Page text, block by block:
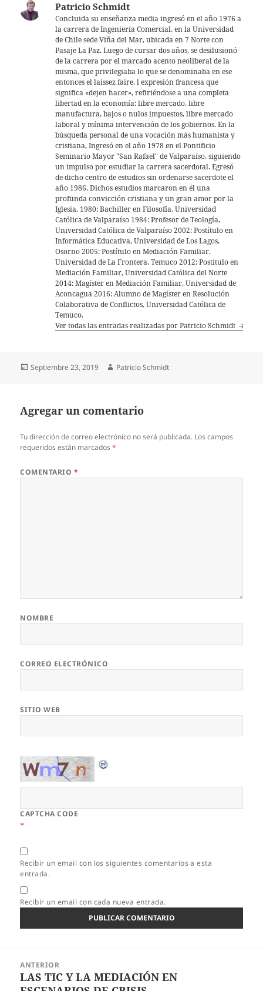
Patricio Schmidt
Concluida su enseñanza media ingresó en el año 1976 a
la carrera de Ingeniería Comercial, en la Universidad
de Chile sede Viña del Mar, ubicada en 7 Norte con
Pasaje La Paz. Luego de cursar dos años, se desilusionó
de la carrera por el marcado acento neoliberal de la
misma, que privilegiaba lo que se denominaba en ese
entonces el laissez faire, l expresión francesa que
significa «dejen hacer», refiriéndose a una completa
libertad en la economía: libre mercado, libre
manufactura, bajos o nulos impuestos, libre mercado
laboral y mínima intervención de los gobiernos. En la
búsqueda personal de una vocación más humanista y
cristiana, Ingresó en el año 1978 en el Pontificio
Seminario Mayor "San Rafael" de Valparaíso, siguiendo
un impulso por estudiar la carrera sacerdotal. Egresó
de dicho centro de estudios sin ordenarse sacerdote el
año 1986. Dichos estudios marcaron en él una
profunda convicción cristiana y un gran amor por la
Iglesia. 1980: Bachiller en Filosofía, Universidad
Católica de Valparaíso 1984: Profesor de Teología,
Universidad Católica de Valparaíso 2002: Postítulo en
Informática Educativa, Universidad de Los Lagos,
Osorno 2005: Postítulo en Mediación Familiar,
Universidad de La Frontera, Temuco 2012: Postítulo en
Mediación Familiar, Universidad Católica del Norte
2014: Magíster en Mediación Familiar, Universidad de
Aconcagua 2016: Alumno de Magíster en Resolución
Colaborativa de Conflictos, Universidad Católica de
Temuco.
Ver todas las entradas realizadas por Patricio Schmidt
Publicado
Septiembre 23, 2019 Autor
Patricio Schmidt
Agregar un comentario
Tu dirección de correo electrónico no será publicada. Los campos
requeridos están marcados*
COMENTARIO *
NOMBRE
CORREO ELECTRÓNICO
SITIO WEB
CAPTCHA CODE
*
Recibir un email con los siguientes comentarios a esta
entrada.
Recibir un email con cada nueva entrada.
entradas
ANTERIOR
Entrada
LAS TIC Y LA MEDIACIÓN EN